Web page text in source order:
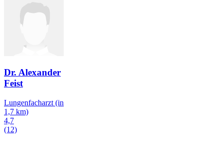
Dr. Alexander
Feist
Lungenfacharzt (in
1,7 km)
4,7
(12)